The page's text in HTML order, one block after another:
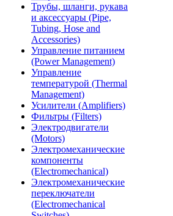
Трубы, шланги, рукава
и аксессуары (Pipe,
Tubing, Hose and
Accessories)
Управление питанием
(Power Management)
Управление
температурой (Thermal
Management)
Усилители (Amplifiers)
Фильтры (Filters)
Электродвигатели
(Motors)
Электромеханические
компоненты
(Electromechanical)
Электромеханические
переключатели
(Electromechanical